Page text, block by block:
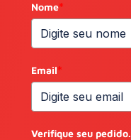
Nome*
Email*
Verifique seu pedido.